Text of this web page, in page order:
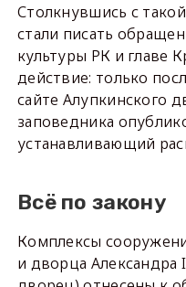
Столкнувшись с
стали писать
культуры РК и главе
действие: только
сайте Алупкинского
заповедника
устанавливающий
Всё по закону
Комплексы
и дворца Александра